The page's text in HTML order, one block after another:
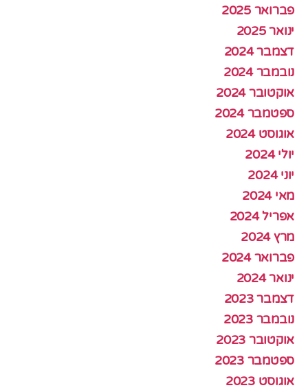
פברואר 2025
ינואר 2025
דצמבר 2024
נובמבר 2024
אוקטובר 2024
ספטמבר 2024
אוגוסט 2024
יולי 2024
יוני 2024
מאי 2024
אפריל 2024
מרץ 2024
פברואר 2024
ינואר 2024
דצמבר 2023
נובמבר 2023
אוקטובר 2023
ספטמבר 2023
אוגוסט 2023